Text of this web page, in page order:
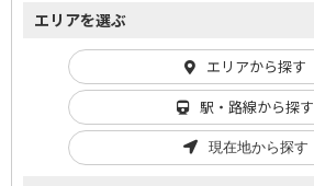
エリアを選ぶ
エリアから探す
駅・路線から探す
現在地から探す